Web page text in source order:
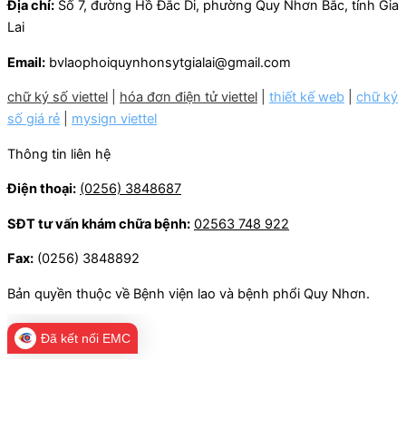
Địa chỉ: Số 7, đường Hồ Đắc Di, phường Quy Nhơn Bắc, tỉnh Gia
Lai
Email: bvlaophoiquynhonsytgialai@gmail.com
chữ ký số viettel hóa đơn điện tử viettel thiết kế web
chữ ký
số giá rẻ
mysign viettel
Thông tin liên hệ
Điện thoại: (0256) 3848687
SĐT tư vấn khám chữa bệnh: 02563 748 922
Fax: (0256) 3848892
Bản quyền thuộc về Bệnh viện lao và bệnh phổi Quy Nhơn.
Đã kết nối EMC